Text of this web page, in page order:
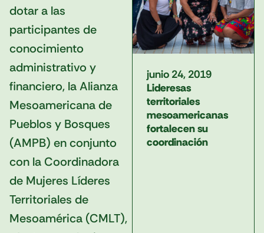
dotar a las
participantes de
conocimiento
administrativo y
financiero, la Alianza
Mesoamericana de
Pueblos y Bosques
(AMPB) en conjunto
con la Coordinadora
de Mujeres Líderes
Territoriales de
Mesoamérica (CMLT),
junio 24, 2019
Lideresas
territoriales
mesoamericanas
fortalecen su
coordinación